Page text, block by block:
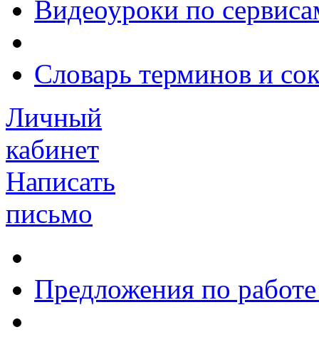
Видеоуроки по
Словарь терминов и
Личный
кабинет
Написать
письмо
Предложения по работе